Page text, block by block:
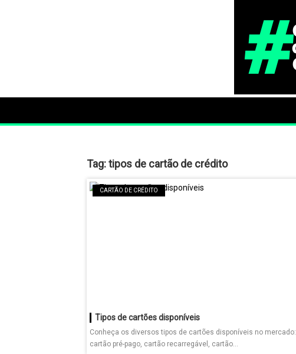
Tag:tipos de cartão de crédito
CARTÃO DE CRÉDITO
Tipos de cartões disponíveis
Conheça os diversos tipos de cartões disponíveis no mercado:
cartão pré-pago, cartão recarregável, cartão...